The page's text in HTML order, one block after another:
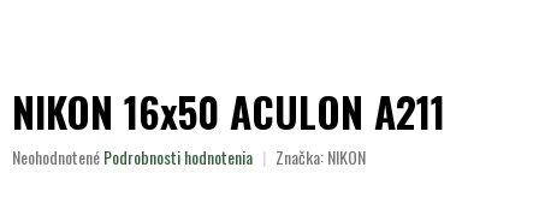
NIKON 16x50 ACULON A211
Priemerné
NeohodnotenéPodrobnosti hodnotenia Značka:NIKON